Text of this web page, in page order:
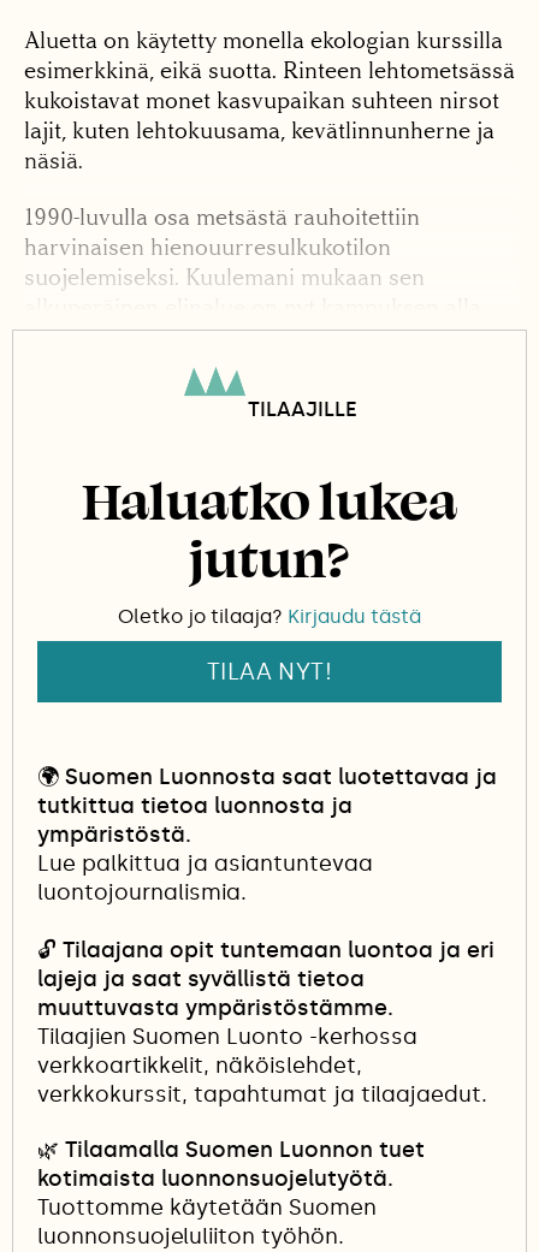
Aluetta on käytetty monella ekologian kurssilla
esimerkkinä, eikä suotta. Rinteen lehtometsässä
kukoistavat monet kasvupaikan suhteen nirsot
lajit, kuten lehtokuusama, kevätlinnunherne ja
näsiä.
1990-luvulla osa metsästä rauhoitettiin
harvinaisen hienouurresulkukotilon
suojelemiseksi. Kuulemani mukaan sen
mutta kotiloita siirrettiin kuntan mukana
ylärinteeseen ennen rannan raivaamista. Tätä
nykyä Ylistönmäki on lajin ainut tunnettu
huomaamaan.
Ehdin melkein mäen laelle, kun metsän puolelle
poikkeaa polku. Lunta on satanut paljon, mutta
koiranulkoiluttajat ja lenkkeilijät pitävät reitit
avoinna. Lähden seurailemaan polkua lumisten
oksien varjoon. Maisema poikkeaa selkeästi
ole tunnistaa puulajia.
TILAAJILLE
Haluatko lukea
jutun?
Oletko jo tilaaja? Kirjaudu tästä
TILAA NYT!
🌍 Suomen Luonnosta saat luotettavaa ja
tutkittua tietoa luonnosta ja
ympäristöstä.
Lue palkittua ja asiantuntevaa
luontojournalismia.
🔓 Tilaajana opit tuntemaan luontoa ja eri
lajeja ja saat syvällistä tietoa
muuttuvasta ympäristöstämme.
Tilaajien Suomen Luonto -kerhossa
verkkoartikkelit, näköislehdet,
verkkokurssit, tapahtumat ja tilaajaedut.
🌿 Tilaamalla Suomen Luonnon tuet
kotimaista luonnonsuojelutyötä.
Tuottomme käytetään Suomen
luonnonsuojeluliiton työhön.